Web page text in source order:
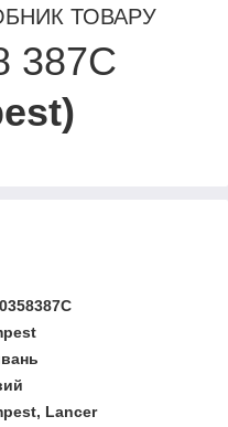
ТОВАРУ
387C
Lancer